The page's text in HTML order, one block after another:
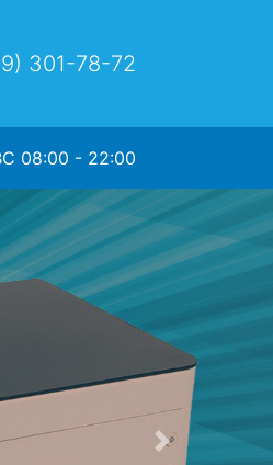
301-78-72
08:00 - 22:00
Следующая